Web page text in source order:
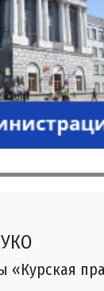
«Курская